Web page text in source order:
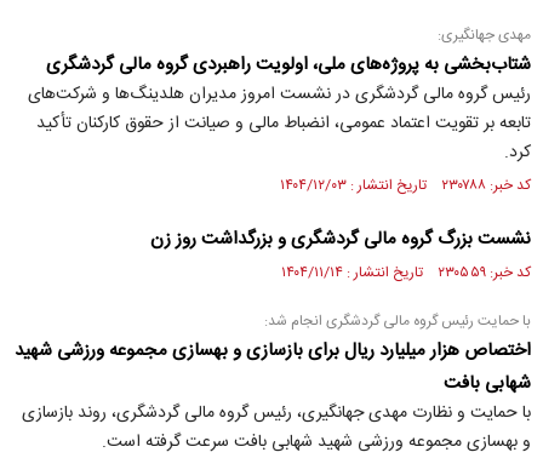
مهدی جهانگیری:
شتاب‌بخشی به پروژه‌های ملی، اولویت راهبردی گروه مالی گردشگری
رئیس گروه مالی گردشگری در نشست امروز مدیران هلدینگ‌ها و شرکت‌های
تابعه بر تقویت اعتماد عمومی، انضباط مالی و صیانت از حقوق کارکنان تأکید
کرد.
کد خبر: ۲۳۰۷۸۸ تاریخ انتشار : ۱۴۰۴/۱۲/۰۳
نشست بزرگ گروه مالی گردشگری و بزرگداشت روز زن
کد خبر: ۲۳۰۵۵۹ تاریخ انتشار : ۱۴۰۴/۱۱/۱۴
با حمایت رئیس گروه مالی گردشگری انجام شد:
اختصاص هزار میلیارد ریال برای بازسازی و بهسازی مجموعه ورزشی شهید
شهابی بافت
با حمایت و نظارت مهدی جهانگیری، رئیس گروه مالی گردشگری، روند بازسازی
و بهسازی مجموعه ورزشی شهید شهابی بافت سرعت گرفته است.